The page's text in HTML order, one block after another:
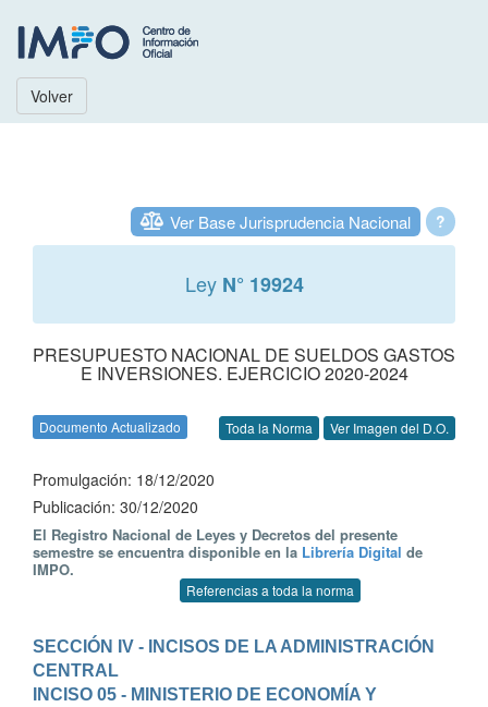
Volver
?
Ver Base Jurisprudencia Nacional
Ley N° 19924
PRESUPUESTO NACIONAL DE SUELDOS GASTOS
E INVERSIONES. EJERCICIO 2020-2024
Documento Actualizado Toda la Norma Ver Imagen del D.O.
Promulgación: 18/12/2020
Publicación: 30/12/2020
El Registro Nacional de Leyes y Decretos del presente
semestre se encuentra disponible en la Librería Digital de
IMPO.
Referencias a toda la norma
SECCIÓN IV - INCISOS DE LA ADMINISTRACIÓN
CENTRAL
INCISO 05 - MINISTERIO DE ECONOMÍA Y